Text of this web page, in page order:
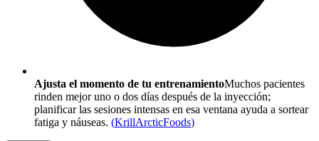
Ajusta el momento de tu entrenamientoMuchos pacientes
rinden mejor uno o dos días después de la inyección;
planificar las sesiones intensas en esa ventana ayuda a sortear
fatiga y náuseas. (KrillArcticFoods)